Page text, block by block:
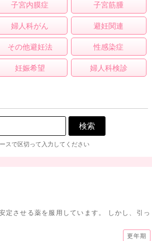
子宮内膜症 子宮筋腫
婦人科がん 避妊関連
その他避妊法 性感染症
妊娠希望 婦人科検診
スで区切って入力してください
定させる薬を服用しています。 しかし、引っ
更年期